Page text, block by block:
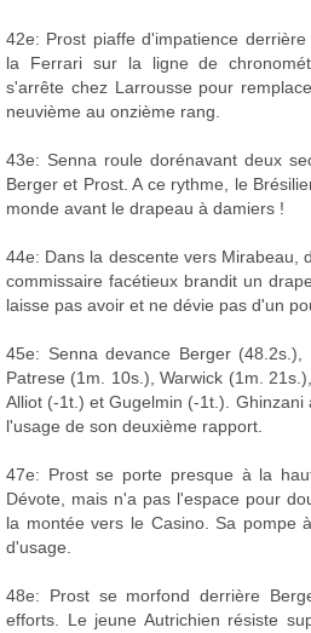
42e: Prost piaffe d'impatience
la Ferrari sur la ligne de
s'arrête chez Larrousse pour
neuvième au onzième rang.
43e: Senna roule dorénavant deux
Berger et Prost. A ce rythme, le
monde avant le drapeau à damiers !
44e: Dans la descente vers Mirabeau,
commissaire facétieux brandit un
laisse pas avoir et ne dévie pas d'un
45e: Senna devance Berger (48.2s.),
Patrese (1m. 10s.), Warwick (1m.
Alliot (-1t.) et Gugelmin (-1t.).
l'usage de son deuxième rapport.
47e: Prost se porte presque à la
Dévote, mais n'a pas l'espace pour
la montée vers le Casino. Sa pompe
d'usage.
48e: Prost se morfond derrière
efforts. Le jeune Autrichien résiste